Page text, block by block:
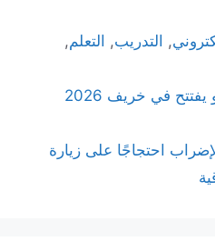
, التدريب, التعلم,
معرض ريميديوس فارو يفتتح في خريف 2026
احتجاجًا على زيارة